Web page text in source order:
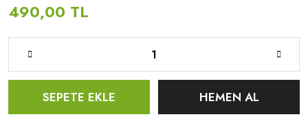
490,00 TL
SEPETE EKLE HEMEN AL